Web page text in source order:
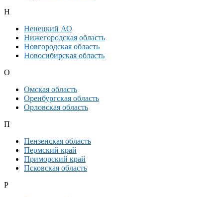
Н
Ненецкий АО
Нижегородская область
Новгородская область
Новосибирская область
О
Омская область
Оренбургская область
Орловская область
П
Пензенская область
Пермский край
Приморский край
Псковская область
Р